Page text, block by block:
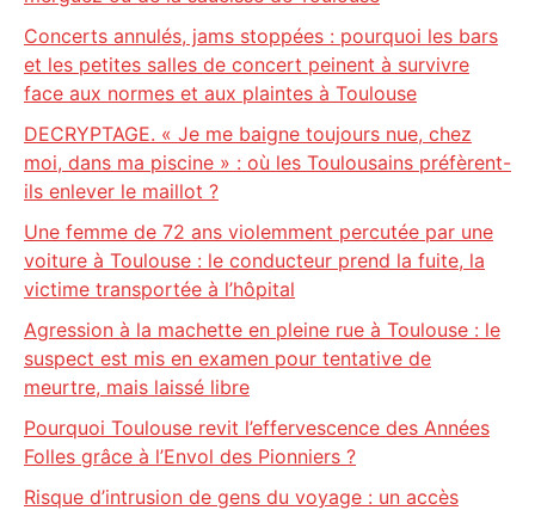
Concerts annulés, jams stoppées : pourquoi les bars
et les petites salles de concert peinent à survivre
face aux normes et aux plaintes à Toulouse
DECRYPTAGE. « Je me baigne toujours nue, chez
moi, dans ma piscine » : où les Toulousains préfèrent-
ils enlever le maillot ?
Une femme de 72 ans violemment percutée par une
voiture à Toulouse : le conducteur prend la fuite, la
victime transportée à l’hôpital
Agression à la machette en pleine rue à Toulouse : le
suspect est mis en examen pour tentative de
meurtre, mais laissé libre
Pourquoi Toulouse revit l’effervescence des Années
Folles grâce à l’Envol des Pionniers ?
Risque d’intrusion de gens du voyage : un accès